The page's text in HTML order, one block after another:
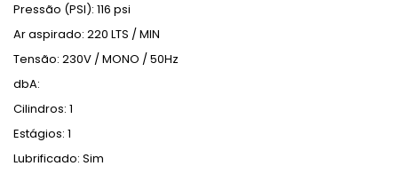
Pressão (PSI): 116 psi
Ar aspirado: 220 LTS / MIN
Tensão: 230V / MONO / 50Hz
dbA:
Cilindros: 1
Estágios: 1
Lubrificado: Sim